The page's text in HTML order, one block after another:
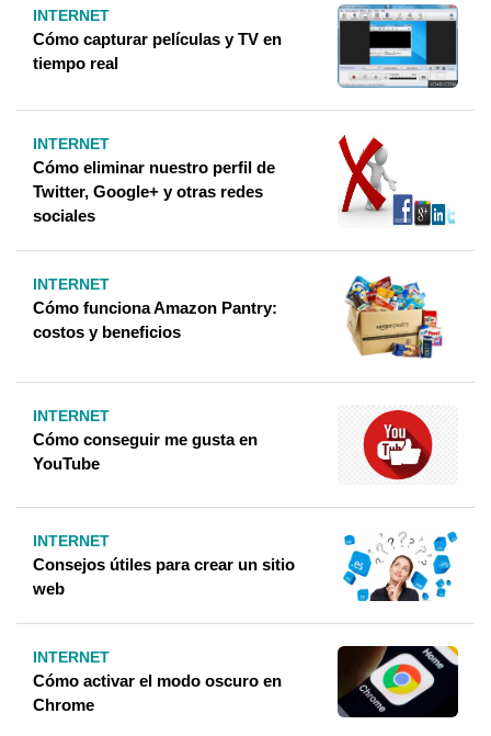
INTERNET
Cómo capturar películas y TV en
tiempo real
INTERNET
Cómo eliminar nuestro perfil de
Twitter, Google+ y otras redes
sociales
INTERNET
Cómo funciona Amazon Pantry:
costos y beneficios
INTERNET
Cómo conseguir me gusta en
YouTube
INTERNET
Consejos útiles para crear un sitio
web
INTERNET
Cómo activar el modo oscuro en
Chrome